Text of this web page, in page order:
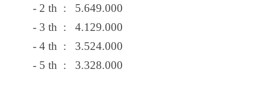
- 2 th : 5.649.000
- 3 th : 4.129.000
- 4 th : 3.524.000
- 5 th : 3.328.000